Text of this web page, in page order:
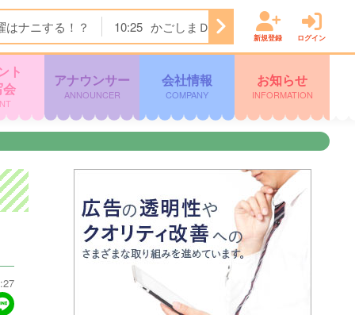
はナニする！？ 10:25 かごしまＤＯ！ 11:15 テレビシ
新規登録 ログイン
ト
アナウンサー
ANNOUNCER
会社情報
COMPANY
お知らせ
INFORMATION